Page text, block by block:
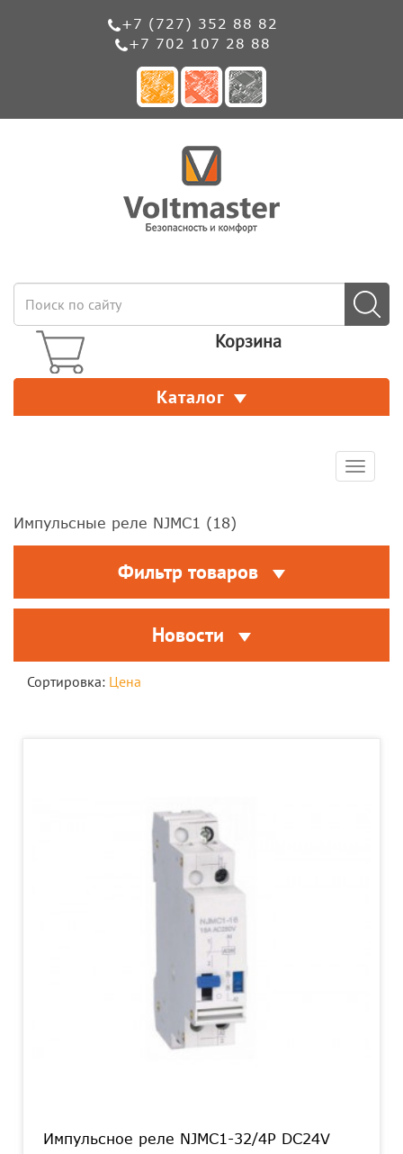
+7 (727) 352 88 82
+7 702 107 28 88
Корзина
Каталог
Toggle
Импульсные реле NJMC1 (18)
Фильтр товаров
Новости
Сортировка: Цена
Импульсное реле NJMC1-32/4P DC24V